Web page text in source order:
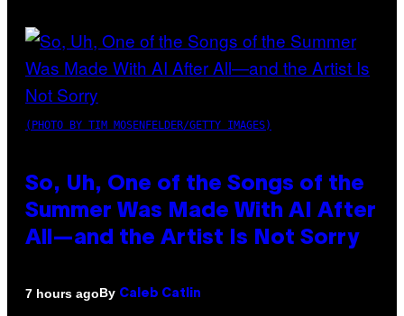
(PHOTO BY TIM MOSENFELDER/GETTY IMAGES)
So, Uh, One of the Songs of the
Summer Was Made With AI After
All—and the Artist Is Not Sorry
7 hours agoBy Caleb Catlin